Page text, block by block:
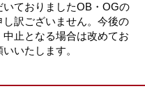
ておりましたOB・OGの
訳ございません。今後の
止となる場合は改めてお
いたします。